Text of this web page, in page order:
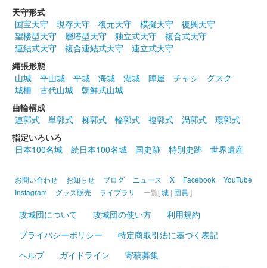
配布終了
「岡豊城跡をめぐる 土佐の七雄スタンプラリー」の景品として
もらえる。
岡豊城跡 御城印
配布終了
「岡豊城跡をめぐる 土佐の七雄スタンプラリー」の景品として
もらえる。
岡豊城跡 御城印
「土佐和紙」を使用した御城印。令和4年11月15日〜令和5年2月
28日に開催の「ニッポン城めぐり」企画第3弾「土佐さんぽ 御城
天守形式
国宝天守
現存天守 復元天守 模擬天守
復興天守
望楼型天守
層塔型天守 独立式天守
複合式天守
連結式天守
複合連結式天守
連立式天守
縄張形態
山城
平山城 平城 海城 湖城 陣屋 チャシ
グスク
城柵
古代山城
朝鮮式山城
曲輪構成
連郭式
単郭式 梯郭式 輪郭式 複郭式 渦郭式
環郭式
指定いろいろ
日本100名城
続日本100名城 国史跡 特別史跡 世界遺産
お問い合わせ お知らせ ブログ ニュース X Facebook
YouTube
Instagram
グッズ販売 ライブラリ 一覧[城 | 団員 ]
攻城団について 攻城団の使い方
利用規約
プライバシーポリシー
特定商取引法に基づく表記
ヘルプ
ガイドライン
寄稿募集